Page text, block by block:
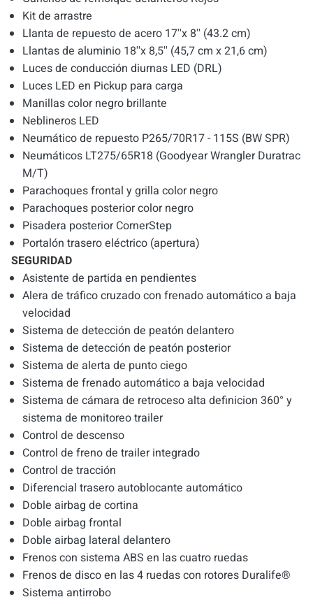
Kit de arrastre
Llanta de repuesto de acero 17''x 8'' (43.2 cm)
Llantas de aluminio 18''x 8,5'' (45,7 cm x 21,6 cm)
Luces de conducción diurnas LED (DRL)
Luces LED en Pickup para carga
Manillas color negro brillante
Neblineros LED
Neumático de repuesto P265/70R17 - 115S (BW SPR)
Neumáticos LT275/65R18 (Goodyear Wrangler Duratrac
M/T)
Parachoques frontal y grilla color negro
Parachoques posterior color negro
Pisadera posterior CornerStep
Portalón trasero eléctrico (apertura)
SEGURIDAD
Asistente de partida en pendientes
Alera de tráfico cruzado con frenado automático a baja
velocidad
Sistema de detección de peatón delantero
Sistema de detección de peatón posterior
Sistema de alerta de punto ciego
Sistema de frenado automático a baja velocidad
Sistema de cámara de retroceso alta definicion 360° y
sistema de monitoreo trailer
Control de descenso
Control de freno de trailer integrado
Control de tracción
Diferencial trasero autoblocante automático
Doble airbag de cortina
Doble airbag frontal
Doble airbag lateral delantero
Frenos con sistema ABS en las cuatro ruedas
Frenos de disco en las 4 ruedas con rotores Duralife®
Sistema antirrobo